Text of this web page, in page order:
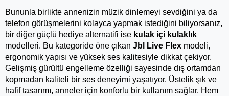
Bununla birlikte annenizin müzik dinlemeyi sevdiğini ya da
telefon görüşmelerini kolayca yapmak istediğini biliyorsanız,
bir diğer güçlü hediye alternatifi ise kulak içi kulaklık
modelleri. Bu kategoride öne çıkan Jbl Live Flex modeli,
ergonomik yapısı ve yüksek ses kalitesiyle dikkat çekiyor.
Gelişmiş gürültü engelleme özelliği sayesinde dış ortamdan
kopmadan kaliteli bir ses deneyimi yaşatıyor. Üstelik şık ve
hafif tasarımı, anneler için konforlu bir kullanım sağlar. Hem